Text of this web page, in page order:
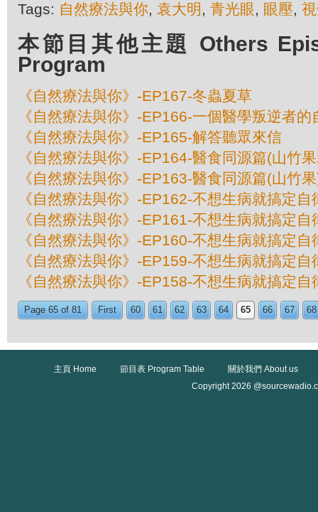
Tags: 自然療法與你, 袁大明 , 青光眼, 眼壓,
本節目其他主題 Others
Program
《自然療法與你》-EP167-冬蟲夏草
《自然療法與你》-EP166-一個醫學叛逆者的
《自然療法與你》-EP165-解答聽眾來信
《自然療法與你》-EP164-醫食同源篇(山竹
《自然療法與你》-EP163-醫食同源篇(山竹
《自然療法與你》-EP162-不想生病就搞定自
《自然療法與你》-EP161-不想生病就搞定自
《自然療法與你》-EP160-不想生病就搞定自
《自然療法與你》-EP159-不想生病就搞定自
《自然療法與你》-EP158-不想生病就搞定自
Page 65 of 81 First 60 61 62 63 64 65 66 67 68
主頁 Home 節目表 Program Table
關於我們 About us
Copyright 2026